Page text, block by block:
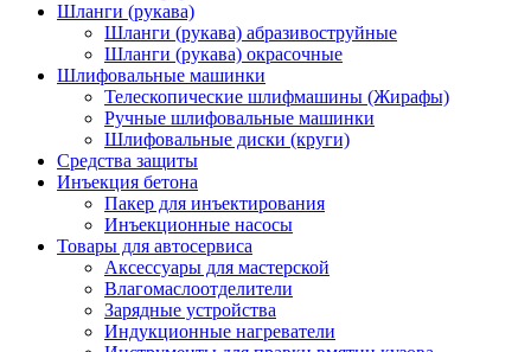
Шланги (рукава)
Шланги (рукава) абразивоструйные
Шланги (рукава) окрасочные
Шлифовальные машинки
Телескопические шлифмашины (Жирафы)
Ручные шлифовальные машинки
Шлифовальные диски (круги)
Средства защиты
Инъекция бетона
Пакер для инъектирования
Инъекционные насосы
Товары для автосервиса
Аксессуары для мастерской
Влагомаслоотделители
Зарядные устройства
Индукционные нагреватели